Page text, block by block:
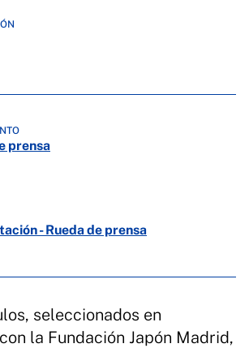
prensa
- Rueda de prensa
seleccionados en
la Fundación Japón Madrid,